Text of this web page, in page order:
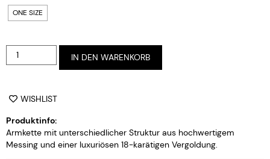
ONE SIZE
IN DEN WARENKORB
WISHLIST
Produktinfo:
Armkette mit unterschiedlicher Struktur aus hochwertigem
Messing und einer luxuriösen 18-karätigen Vergoldung.